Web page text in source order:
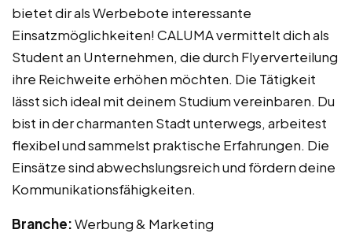
bietet dir als Werbebote interessante
Einsatzmöglichkeiten! CALUMA vermittelt dich als
Student an Unternehmen, die durch Flyerverteilung
ihre Reichweite erhöhen möchten. Die Tätigkeit
lässt sich ideal mit deinem Studium vereinbaren. Du
bist in der charmanten Stadt unterwegs, arbeitest
flexibel und sammelst praktische Erfahrungen. Die
Einsätze sind abwechslungsreich und fördern deine
Kommunikationsfähigkeiten.
Branche:Werbung & Marketing